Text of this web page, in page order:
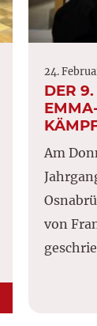
24.
DER
Am
von